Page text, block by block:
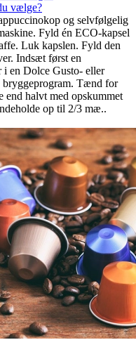
vælge?
og selvfølgelig
Fyld én ECO-kapsel
Luk kapslen. Fyld den
Indsæt først en
en Dolce Gusto- eller
bryggeprogram. Tænd for
end halvt med opskummet
op til 2/3 mæ..